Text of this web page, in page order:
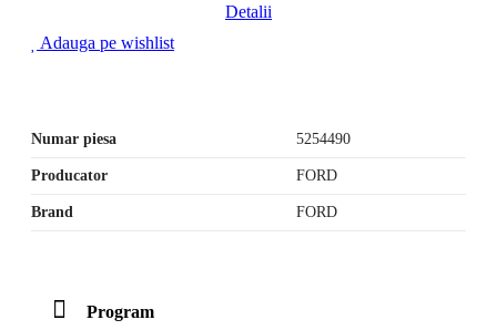
Detalii
Adauga pe wishlist
Numar piesa 5254490
Producator FORD
Brand FORD
Program